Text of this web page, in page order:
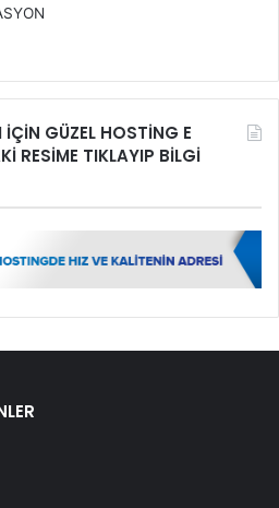
İÇİN GÜZEL HOSTİNG E
RESİME TIKLAYIP BİLGİ